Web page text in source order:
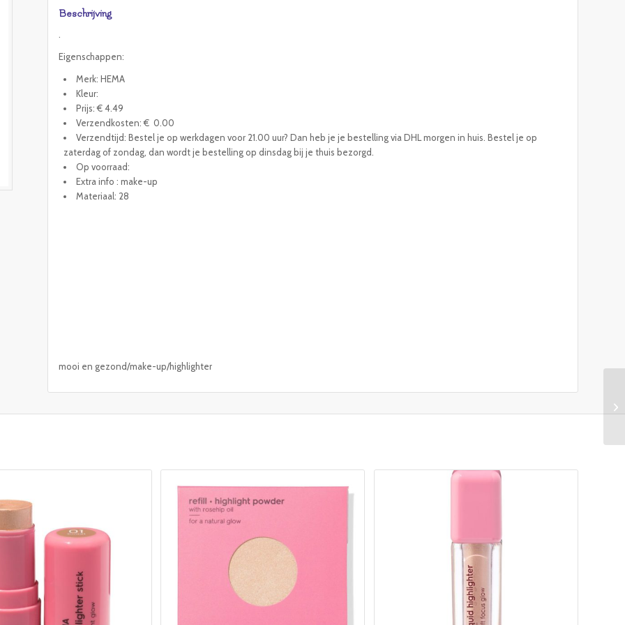
Beschrijving
Eigenschappen:
Merk: HEMA
Kleur:
Prijs: € 4.49
Verzendkosten: € 0.00
Verzendtijd: Bestel je op werkdagen voor 21.00 uur? Dan heb je je bestelling via DHL morgen in huis. Bestel je op
zaterdag of zondag, dan wordt je bestelling op dinsdag bij je thuis bezorgd.
Op voorraad:
Extra info : make-up
Materiaal: 28
mooi en gezond/make-up/highlighter